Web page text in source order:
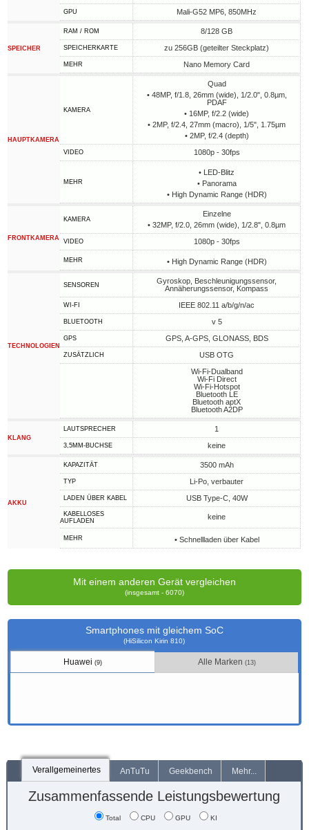
GPU Mali-G52 MP6, 850MHz
SPEICHER
RAM / ROM 8/128 GB
SPEICHERKARTE zu 256GB (geteilter Steckplatz)
MEHR Nano Memory Card
HAUPTKAMERA
KAMERA
Quad
• 48MP, f/1.8, 26mm (wide), 1/2.0", 0.8µm,
PDAF
• 16MP, f/2.2 (wide)
• 2MP, f/2.4, 27mm (macro), 1/5", 1.75µm
• 2MP, f/2.4 (depth)
VIDEO 1080p - 30fps
MEHR
• LED-Blitz
• Panorama
• High Dynamic Range (HDR)
FRONTKAMERA
KAMERA
Einzelne
• 32MP, f/2.0, 26mm (wide), 1/2.8", 0.8µm
VIDEO 1080p - 30fps
MEHR • High Dynamic Range (HDR)
TECHNOLOGIEN
SENSOREN
Gyroskop, Beschleunigungssensor,
Annäherungssensor, Kompass
WI-FI IEEE 802.11 a/b/g/n/ac
BLUETOOTH v 5
GPS GPS, A-GPS, GLONASS, BDS
ZUSÄTZLICH
USB OTG
Wi-Fi-Dualband
Wi-Fi Direct
Wi-Fi-Hotspot
Bluetooth LE
Bluetooth aptX
Bluetooth A2DP
KLANG
LAUTSPRECHER 1
3,5MM-BUCHSE keine
AKKU
KAPAZITÄT 3500 mAh
TYP Li-Po, verbauter
LADEN ÜBER KABEL USB Type-C, 40W
KABELLOSES
AUFLADEN
keine
MEHR • Schnellladen über Kabel
Mit einem anderen Gerät vergleichen
(insgesamt - 6070)
Smartphones mit gleichem SoC
(HiSilicon Kirin 810)
Huawei(9) Alle Marken (13)
Verallgemeinertes AnTuTu Geekbench Mehr...
Zusammenfassende Leistungsbewertung
Total CPU GPU KI